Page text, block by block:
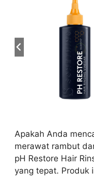
Apakah Anda
merawat rambut
pH Restore Hair
yang tepat. Produk